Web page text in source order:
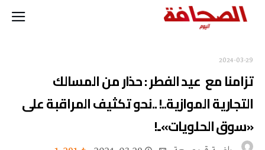
2024-03-29
تزامنا مع عيد الفطر : حذار من المسالك
التجارية الموازية..! ..نحو تكثيف المراقبة على
«سوق الحلويات»..!